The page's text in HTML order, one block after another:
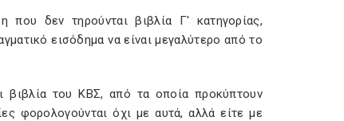
δεν τηρούνται βιβλία Γ' κατηγορίας,
εισόδημα να είναι μεγαλύτερο από το
βιβλία του ΚΒΣ, από τα οποία προκύπτουν
φορολογούνται όχι με αυτά, αλλά είτε με